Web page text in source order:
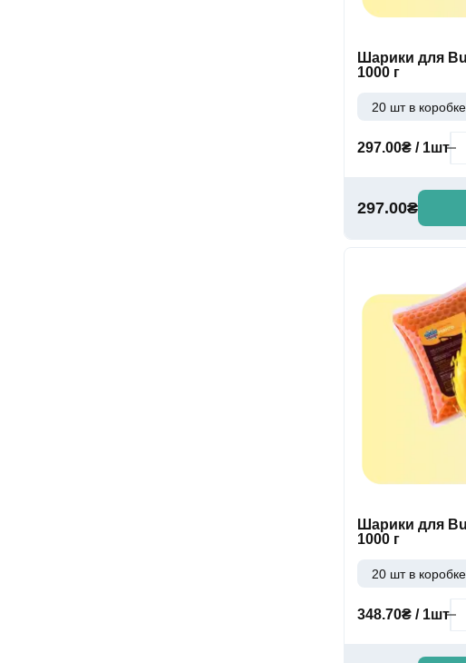
Шарики для
1000 г
20 шт в коробке
297.00₴ / 1шт
297.00₴
Шарики для
1000 г
20 шт в коробке
348.70₴ / 1шт